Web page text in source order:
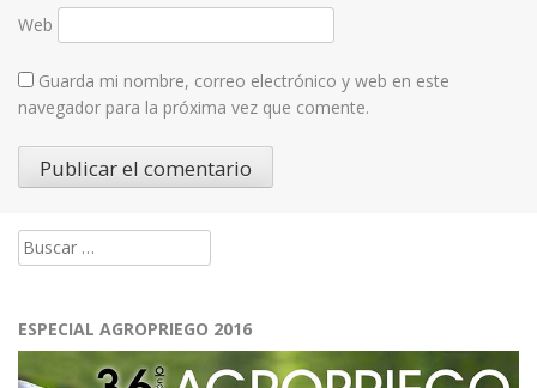
Web
Guarda mi nombre, correo electrónico y web en este
navegador para la próxima vez que comente.
Buscar:
ESPECIAL AGROPRIEGO 2016